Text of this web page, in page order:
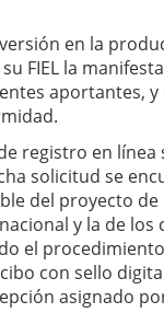
en la
FIEL la
aportantes, y
registro en línea
solicitud se
del proyecto
y la de los
el
con sello
asignado